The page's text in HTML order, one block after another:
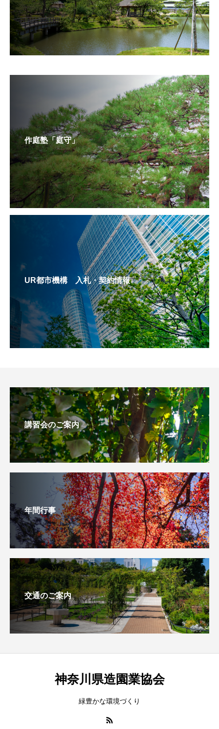
作庭塾「庭守」
UR都市機構 入札・契約情報
講習会のご案内
年間行事
交通のご案内
神奈川県造園業協会
緑豊かな環境づくり